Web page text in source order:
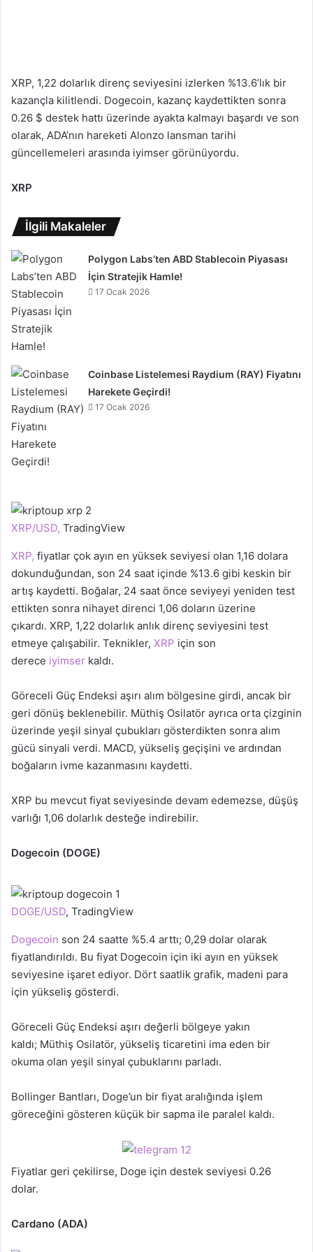
XRP, 1,22 dolarlık direnç seviyesini izlerken %13.6’lık bir
kazançla kilitlendi. Dogecoin, kazanç kaydettikten sonra
0.26 $ destek hattı üzerinde ayakta kalmayı başardı ve son
olarak, ADA’nın hareketi Alonzo lansman tarihi
güncellemeleri arasında iyimser görünüyordu.
XRP
İlgili Makaleler
Polygon Labs’ten ABD Stablecoin Piyasası
İçin Stratejik Hamle!
17 Ocak 2026
Coinbase Listelemesi Raydium (RAY) Fiyatını
Harekete Geçirdi!
17 Ocak 2026
XRP/USD, TradingView
XRP, fiyatlar çok ayın en yüksek seviyesi olan 1,16 dolara
dokunduğundan, son 24 saat içinde %13.6 gibi keskin bir
artış kaydetti. Boğalar, 24 saat önce seviyeyi yeniden test
ettikten sonra nihayet direnci 1,06 doların üzerine
çıkardı. XRP, 1,22 dolarlık anlık direnç seviyesini test
etmeye çalışabilir. Teknikler, XRP için son
derece iyimser kaldı.
Göreceli Güç Endeksi aşırı alım bölgesine girdi, ancak bir
geri dönüş beklenebilir. Müthiş Osilatör ayrıca orta çizginin
üzerinde yeşil sinyal çubukları gösterdikten sonra alım
gücü sinyali verdi. MACD, yükseliş geçişini ve ardından
boğaların ivme kazanmasını kaydetti.
XRP bu mevcut fiyat seviyesinde devam edemezse, düşüş
varlığı 1,06 dolarlık desteğe indirebilir.
Dogecoin (DOGE)
DOGE/USD, TradingView
Dogecoin son 24 saatte %5.4 arttı; 0,29 dolar olarak
fiyatlandırıldı. Bu fiyat Dogecoin için iki ayın en yüksek
seviyesine işaret ediyor. Dört saatlik grafik, madeni para
için yükseliş gösterdi.
Göreceli Güç Endeksi aşırı değerli bölgeye yakın
kaldı; Müthiş Osilatör, yükseliş ticaretini ima eden bir
okuma olan yeşil sinyal çubuklarını parladı.
Bollinger Bantları, Doge’un bir fiyat aralığında işlem
göreceğini gösteren küçük bir sapma ile paralel kaldı.
Fiyatlar geri çekilirse, Doge için destek seviyesi 0.26
dolar.
Cardano (ADA)